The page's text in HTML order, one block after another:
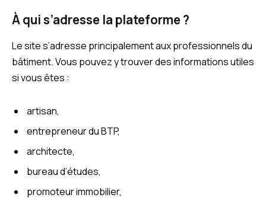
À qui s’adresse la plateforme ?
Le site s’adresse principalement aux professionnels du
bâtiment. Vous pouvez y trouver des informations utiles
si vous êtes :
artisan,
entrepreneur du BTP,
architecte,
bureau d’études,
promoteur immobilier,